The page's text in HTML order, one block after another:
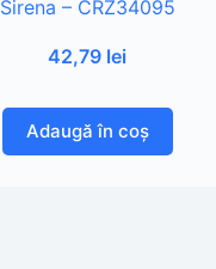
Sirena – CRZ34095
42,79 lei
Adaugă în coș